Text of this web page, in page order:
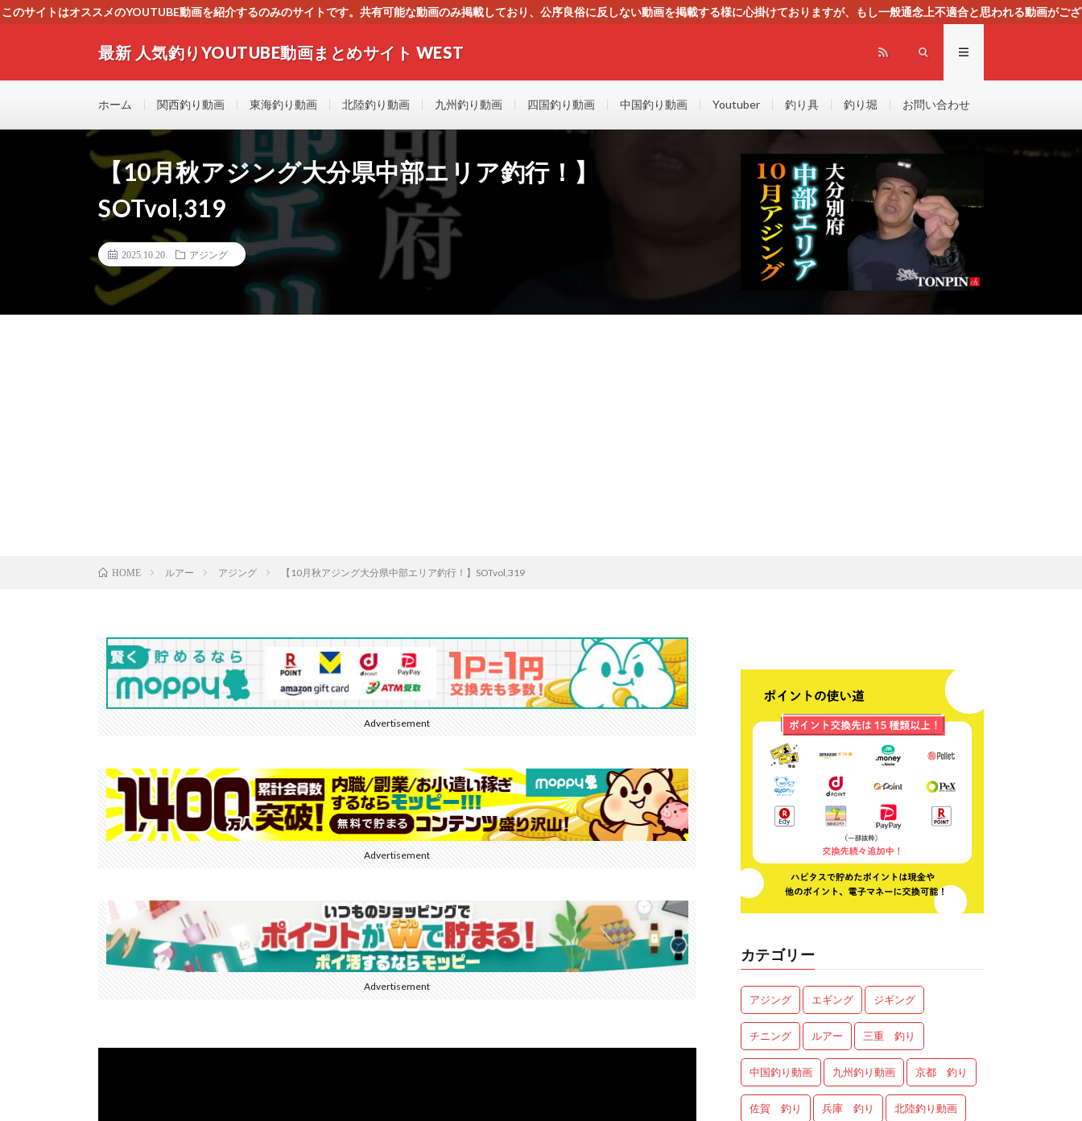
このサイトはオススメのYOUTUBE動画を紹介するのみのサイトです。共有可能な動画のみ掲載しており、公序良俗に反しない動画を掲載する様に心掛けておりますが、もし一般通念上不適合と思われる動画がござ
最新 人気釣りYOUTUBE動画まとめサイト WEST
す！！
ホーム 関西釣り動画 東海釣り動画 北陸釣り動画 九州釣り動画 四国釣り動画 中国釣り動画 Youtuber 釣り具 釣り堀 お問い合わせ
【10月秋アジング大分県中部エリア釣行！】
SOTvol,319
2025.10.20 アジング
HOME ルアー アジング 【10月秋アジング大分県中部エリア釣行！】SOTvol,319
Advertisement
Advertisement
Advertisement
カテゴリー
アジング エギング ジギング
チニング ルアー 三重 釣り
中国釣り動画 九州釣り動画 京都 釣り
佐賀 釣り 兵庫 釣り 北陸釣り動画